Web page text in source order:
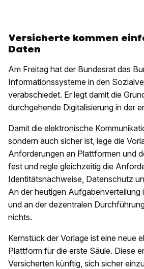
Versicherte kommen
Daten
Am Freitag hat der Bundesrat das
Informationssysteme in den
verabschiedet. Er legt damit die
durchgehende Digitalisierung in der
Damit die elektronische
sondern auch sicher ist, lege die
Anforderungen an Plattformen und
fest und regle gleichzeitig die
Identitätsnachweise, Datenschutz
An der heutigen Aufgabenverteilung
und an der dezentralen
nichts.
Kernstück der Vorlage ist eine neue
Plattform für die erste Säule. Diese
Versicherten künftig, sich sicher